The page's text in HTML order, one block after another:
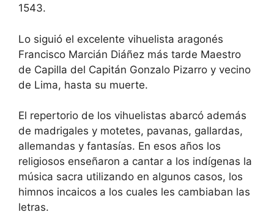
1543.
Lo siguió el excelente vihuelista aragonés
Francisco Marcián Diáñez más tarde Maestro
de Capilla del Capitán Gonzalo Pizarro y vecino
de Lima, hasta su muerte.
El repertorio de los vihuelistas abarcó además
de madrigales y motetes, pavanas, gallardas,
allemandas y fantasías. En esos años los
religiosos enseñaron a cantar a los indígenas la
música sacra utilizando en algunos casos, los
himnos incaicos a los cuales les cambiaban las
letras.